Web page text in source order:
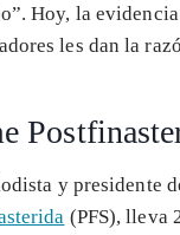
Hoy, la
les dan la
y presidente
(PFS), lleva